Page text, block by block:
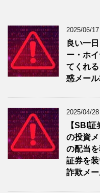
2025/06/17
良い一
ー・ホ
てくれ
惑メー
2025/04/28
【SBI
の投資
の配当
証券を
詐欺メ